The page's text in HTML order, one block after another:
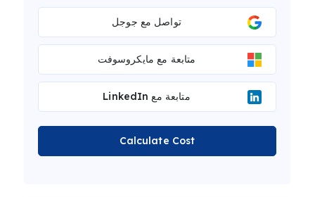
تواصل مع جوجل
متابعة مع مايكروسوفت
متابعة مع LinkedIn
Calculate Cost